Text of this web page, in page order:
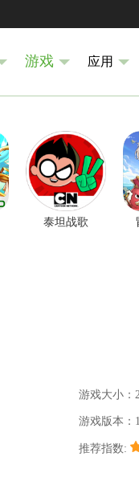
游戏 应用
泰坦战歌
游戏大小：
游戏版本：
推荐指数: